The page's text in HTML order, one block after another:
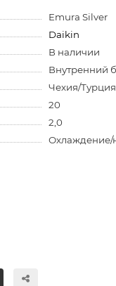
Emura Silver
Daikin
В наличии
Внутренний
Чехия/Турция
20
2,0
Охлаждение/